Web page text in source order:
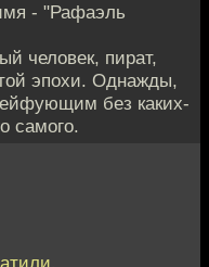
- "Рафаэль
человек, пират,
эпохи. Однажды,
без каких-
самого.